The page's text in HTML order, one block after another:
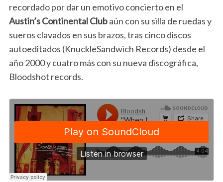
recordado por dar un emotivo concierto en el
Austin’s Continental Clubaún con su silla de ruedas y
sueros clavados en sus brazos, tras cinco discos
autoeditados (KnuckleSandwich Records) desde el
año 2000 y cuatro más con su nueva discográfica,
Bloodshot records.